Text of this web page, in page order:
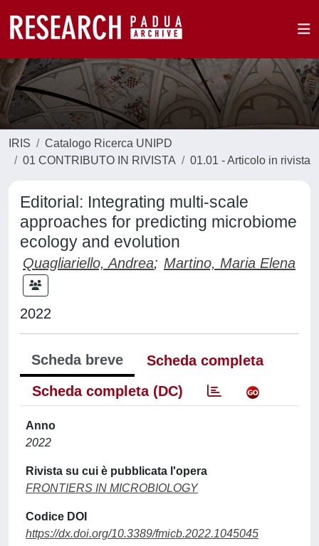
IRIS
Catalogo Ricerca UNIPD
01 CONTRIBUTO IN RIVISTA
01.01 - Articolo in rivista
Editorial: Integrating multi-scale
approaches for predicting microbiome
ecology and evolution
Quagliariello, Andrea; Martino, Maria Elena
2022
Scheda breve
Scheda completa
Scheda completa (DC)
Anno
2022
Rivista su cui è pubblicata l'opera
FRONTIERS IN MICROBIOLOGY
Codice DOI
https://dx.doi.org/10.3389/fmicb.2022.1045045